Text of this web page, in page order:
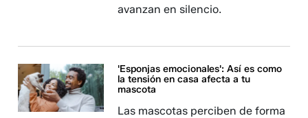
avanzan en silencio.
'Esponjas emocionales': Así es como
la tensión en casa afecta a tu
mascota
Las mascotas perciben de forma